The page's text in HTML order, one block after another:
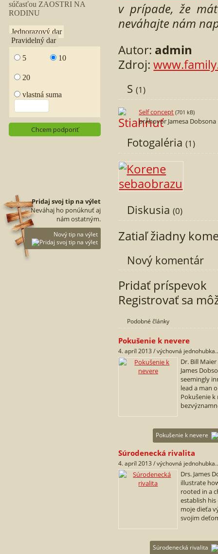
Pridaj svoj tip na výlet
Neváhaj ho ponúknuť aj
nám ostatným.
Nový tip na výlet
v prípade, že
neváhajte nám
Autor: admin
Zdroj:
S(1)
Self concept (701 kB)
prÃ­hovor Jamesa Dobsona
Fotogaléria(1)
Diskusia(0)
Zatiaľ žiadny
Nový komentár
Pridať príspevok
Registrovať sa
Podobné články
Pokušenie k nevere
Pokušenie k nevere
4. apríl 2013 / výchovná
Dr. Bill
James
seemingly
lead a man
Pokušenie k
Súrodenecká rivalita
Súrodenecká rivalita
4. apríl 2013 / výchovná
Drs. James
illustrate
rooted in a
establish
moje dieťa
svojim